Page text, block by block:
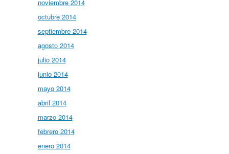
noviembre 2014
octubre 2014
septiembre 2014
agosto 2014
julio 2014
junio 2014
mayo 2014
abril 2014
marzo 2014
febrero 2014
enero 2014